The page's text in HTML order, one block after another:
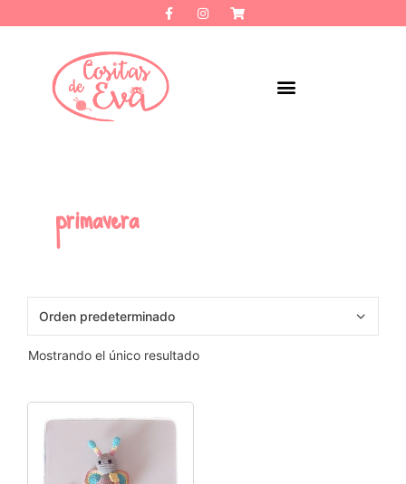
primavera
Mostrando el único resultado